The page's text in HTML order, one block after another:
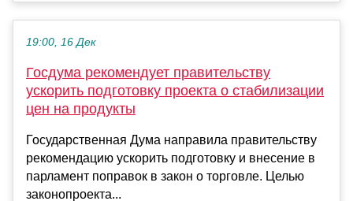
19:00, 16 Дек
Госдума рекомендует правительству
ускорить подготовку проекта о стабилизации
цен на продукты
Государственная Дума направила правительству
рекомендацию ускорить подготовку и внесение в
парламент поправок в закон о торговле. Целью
законопроекта...